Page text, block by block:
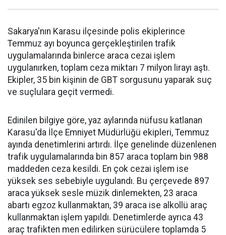
Sakarya'nın Karasu ilçesinde polis ekiplerince
Temmuz ayı boyunca gerçekleştirilen trafik
uygulamalarında binlerce araca cezai işlem
uygulanırken, toplam ceza miktarı 7 milyon lirayı aştı.
Ekipler, 35 bin kişinin de GBT sorgusunu yaparak suç
ve suçlulara geçit vermedi.
Edinilen bilgiye göre, yaz aylarında nüfusu katlanan
Karasu'da İlçe Emniyet Müdürlüğü ekipleri, Temmuz
ayında denetimlerini artırdı. İlçe genelinde düzenlenen
trafik uygulamalarında bin 857 araca toplam bin 988
maddeden ceza kesildi. En çok cezai işlem ise
yüksek ses sebebiyle uygulandı. Bu çerçevede 897
araca yüksek sesle müzik dinlemekten, 23 araca
abartı egzoz kullanmaktan, 39 araca ise alkollü araç
kullanmaktan işlem yapıldı. Denetimlerde ayrıca 43
araç trafikten men edilirken sürücülere toplamda 5